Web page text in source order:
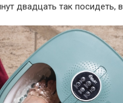
двадцать так посидеть,